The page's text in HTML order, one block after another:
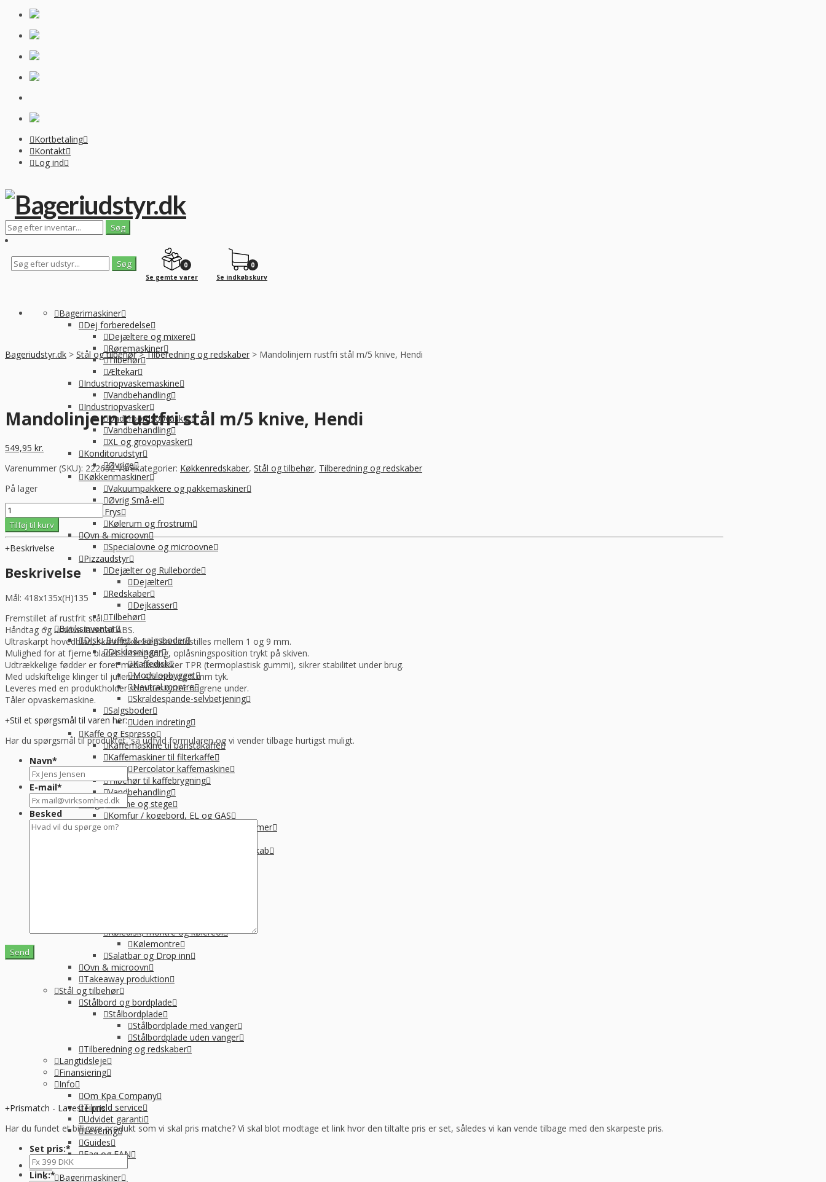
Kortbetaling
Kontakt
Log ind
0
Se gemte varer
0
Se indkøbskurv
Bagerimaskiner
Dej forberedelse
Dejæltere og mixere
Røremaskiner
Tilbehør
Æltekar
Industriopvaskemaskine
Vandbehandling
Industriopvasker
Underbordsopvasker
Vandbehandling
XL og grovopvasker
Konditorudstyr
Øvrige
Køkkenmaskiner
Vakuumpakkere og pakkemaskiner
Øvrig Små-el
Køl / Frys
Kølerum og frostrum
Ovn & microovn
Specialovne og microovne
Pizzaudstyr
Dejælter og Rulleborde
Dejælter
Redskaber
Dejkasser
Tilbehør
Butiksinventar
Disk, Buffet & salgsboder
Diskløsninger
Kaffedisk
Modulopbygget
Neutral montre
Skraldespande-selvbetjening
Salgsboder
Uden indreting
Kaffe og Espresso
Kaffemaskine til baristakaffe
Kaffemaskiner til filterkaffe
Percolator kaffemaskine
Tilbehør til kaffebrygning
Vandbehandling
Koge, Varme og stege
Komfur / kogebord, EL og GAS
Suppegryde, vandvarmer og pølsevarmer
Varmelampe, varmeplade og varmeskab
Køledisk, montre og kølereol
Kølemontre
Salatbar og Drop inn
Ovn & microovn
Takeaway produktion
Stål og tilbehør
Stålbord og bordplade
Stålbordplade
Stålbordplade med vanger
Stålbordplade uden vanger
Tilberedning og redskaber
Langtidsleje
Finansiering
Info
Om Kpa Company
Tilmeld service
Udvidet garanti
Levering
Guides
Faq og EAN
Menu
Bagerimaskiner
Bageriudstyr.dk > Stål og tilbehør > Tilberedning og redskaber > Mandolinjern rustfri stål m/5 knive, Hendi
Mandolinjern rustfri stål m/5 knive, Hendi
549,95 kr.
Varenummer (SKU): 222652 Varekategorier: Køkkenredskaber, Stål og tilbehør, Tilberedning og redskaber
På lager
Mandolinjern
rustfri
stål
m/5
knive,
Hendi
antal
Tilføj til kurv
Beskrivelse
Beskrivelse
Mål: 418x135x(H)135
Fremstillet af rustfrit stål.
Håndtag og urskive lavet af ABS.
Ultraskarpt hovedblad, skæretykkelsen kan indstilles mellem 1 og 9 mm.
Mulighed for at fjerne bladet til rengøring, oplåsningsposition trykt på skiven.
Udtrækkelige fødder er foret med skridsikker TPR (termoplastisk gummi), sikrer stabilitet under brug.
Med udskiftelige klinger til julienne 4,5 mm og 9 mm tyk.
Leveres med en produktholder som beskytter fingrene under.
Tåler opvaskemaskine.
Stil et spørgsmål til varen her:
Har du spørgsmål til produktet, så udfyld formularen og vi vender tilbage hurtigst muligt.
Navn*
E-mail*
Besked
Prismatch - Laveste pris!
Har du fundet et billigere produkt som vi skal pris matche? Vi skal blot modtage et link hvor den tiltalte pris er set, således vi kan vende tilbage med den skarpeste pris.
Set pris:*
Link:*